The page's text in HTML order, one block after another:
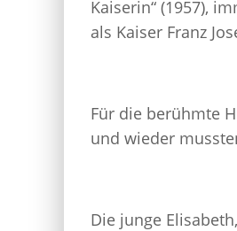
Kaiserin“ (1957),
als Kaiser Franz
Für die berühmte
und wieder
Die junge